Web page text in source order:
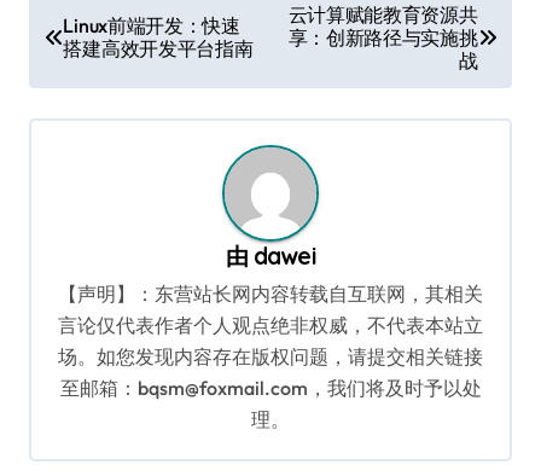
章
导
航
Linux前端开发：快速
搭建高效开发平台指南
云计算赋能教育资源共
享：创新路径与实施挑
战
由 dawei
【声明】：东营站长网内容转载自互联网，其相关
言论仅代表作者个人观点绝非权威，不代表本站立
场。如您发现内容存在版权问题，请提交相关链接
至邮箱：bqsm@foxmail.com，我们将及时予以处
理。